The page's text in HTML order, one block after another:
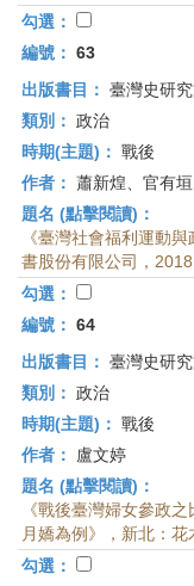
勾選：
編號： 63
出版書目： 臺灣史研
類別： 政治
時期(主題)： 戰後
作者： 蕭新煌、官有
題名 (點擊閱讀)：
《臺灣社會福利運動
書股份有限公司，2018
勾選：
編號： 64
出版書目： 臺灣史研
類別： 政治
時期(主題)： 戰後
作者：
盧文婷
題名 (點擊閱讀)：
《戰後臺灣婦女參政
月嬌為例》，新北：花
勾選：